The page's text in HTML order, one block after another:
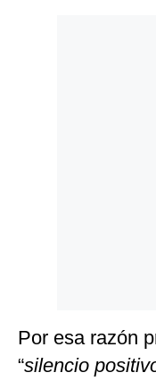
Por esa razón
“silencio